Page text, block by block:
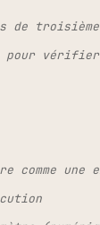
troisième
pour
comme une